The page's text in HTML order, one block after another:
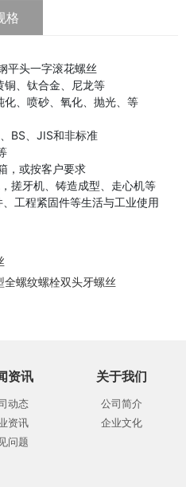
格
平头一字滚花螺丝
铜、钛合金、尼龙等
、喷砂、氧化、抛光、等
BS、JIS和非标准
，或按客户要求
搓牙机、铸造成型、走心机等
工程紧固件等生活与工业使用
螺纹螺栓双头牙螺丝
资讯
动态
资讯
问题
关于我们
公司简介
企业文化